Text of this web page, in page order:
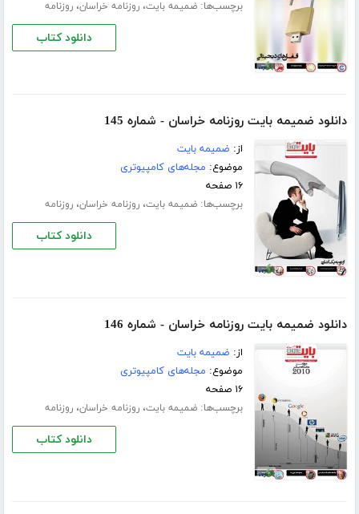
برچسب‌ها:ضمیمه بایت،روزنامه خراسان،روزنامه
دانلود کتاب
دانلود ضمیمه بایت روزنامه خراسان - شماره 145
از: ضمیمه بایت
موضوع: مجله‌های کامپیوتری
۱۶ صفحه
برچسب‌ها:ضمیمه بایت،روزنامه خراسان،روزنامه
دانلود کتاب
دانلود ضمیمه بایت روزنامه خراسان - شماره 146
از: ضمیمه بایت
موضوع: مجله‌های کامپیوتری
۱۶ صفحه
برچسب‌ها:ضمیمه بایت،روزنامه خراسان،روزنامه
دانلود کتاب